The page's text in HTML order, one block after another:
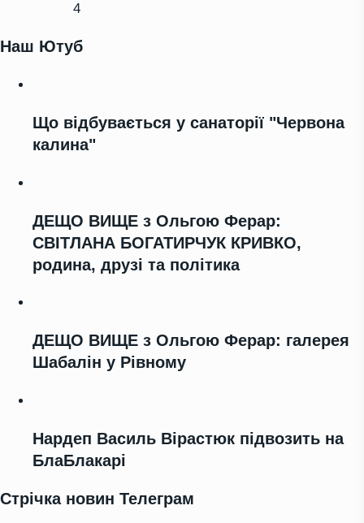
4
Наш Ютуб
Що відбувається у санаторії "Червона
калина"
ДЕЩО ВИЩЕ з Ольгою Ферар:
СВІТЛАНА БОГАТИРЧУК КРИВКО,
родина, друзі та політика
ДЕЩО ВИЩЕ з Ольгою Ферар: галерея
Шабалін у Рівному
Нардеп Василь Вірастюк підвозить на
БлаБлакарі
Стрічка новин Телеграм